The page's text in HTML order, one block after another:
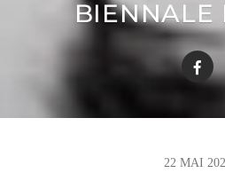
BIENNALE
22 MAI